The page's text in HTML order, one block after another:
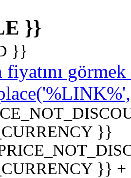
}}
}}
}}
}}